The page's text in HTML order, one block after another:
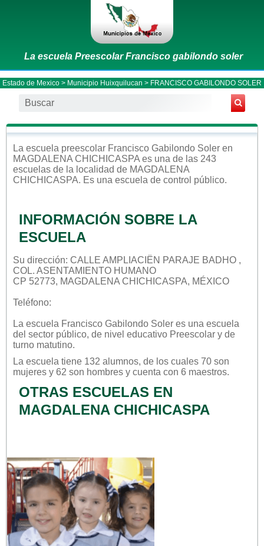
La escuela Preescolar Francisco gabilondo soler
Estado de Mexico > Municipio Huixquilucan > FRANCISCO GABILONDO SOLER
La escuela preescolar Francisco Gabilondo Soler en
MAGDALENA CHICHICASPA es una de las 243
escuelas de la localidad de MAGDALENA
CHICHICASPA. Es una escuela de control público.
INFORMACIÓN SOBRE LA
ESCUELA
Su dirección: CALLE AMPLIACIËN PARAJE BADHO ,
COL. ASENTAMIENTO HUMANO
CP 52773, MAGDALENA CHICHICASPA, MÉXICO
Teléfono:
La escuela Francisco Gabilondo Soler es una escuela
del sector público, de nivel educativo Preescolar y de
turno matutino.
La escuela tiene 132 alumnos, de los cuales 70 son
mujeres y 62 son hombres y cuenta con 6 maestros.
OTRAS ESCUELAS EN
MAGDALENA CHICHICASPA